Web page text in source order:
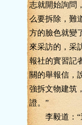
志就開始詢問
么要拆除，難
方的臉色就變
來采訪的，采
報社的實習記
關的舉報信，
強拆文物建筑
證。”
李毅道：“